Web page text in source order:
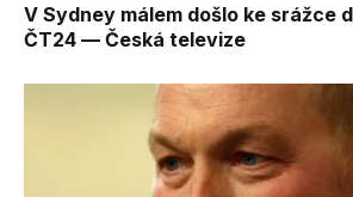
V Sydney málem došlo ke srážce
ČT24 — Česká televize